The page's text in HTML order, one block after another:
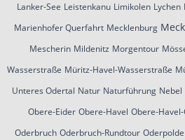
Lanker-See Leistenkanu Limikolen Lychen
Marienhofer Querfahrt Mecklenburg
Mescherin Mildenitz Morgentour
Wasserstraße Müritz-Havel-Wasserstraße
Unteres Odertal Natur Naturführung Nebel
Obere-Eider Obere-Havel Obere-
Oderbruch Oderbruch-Rundtour